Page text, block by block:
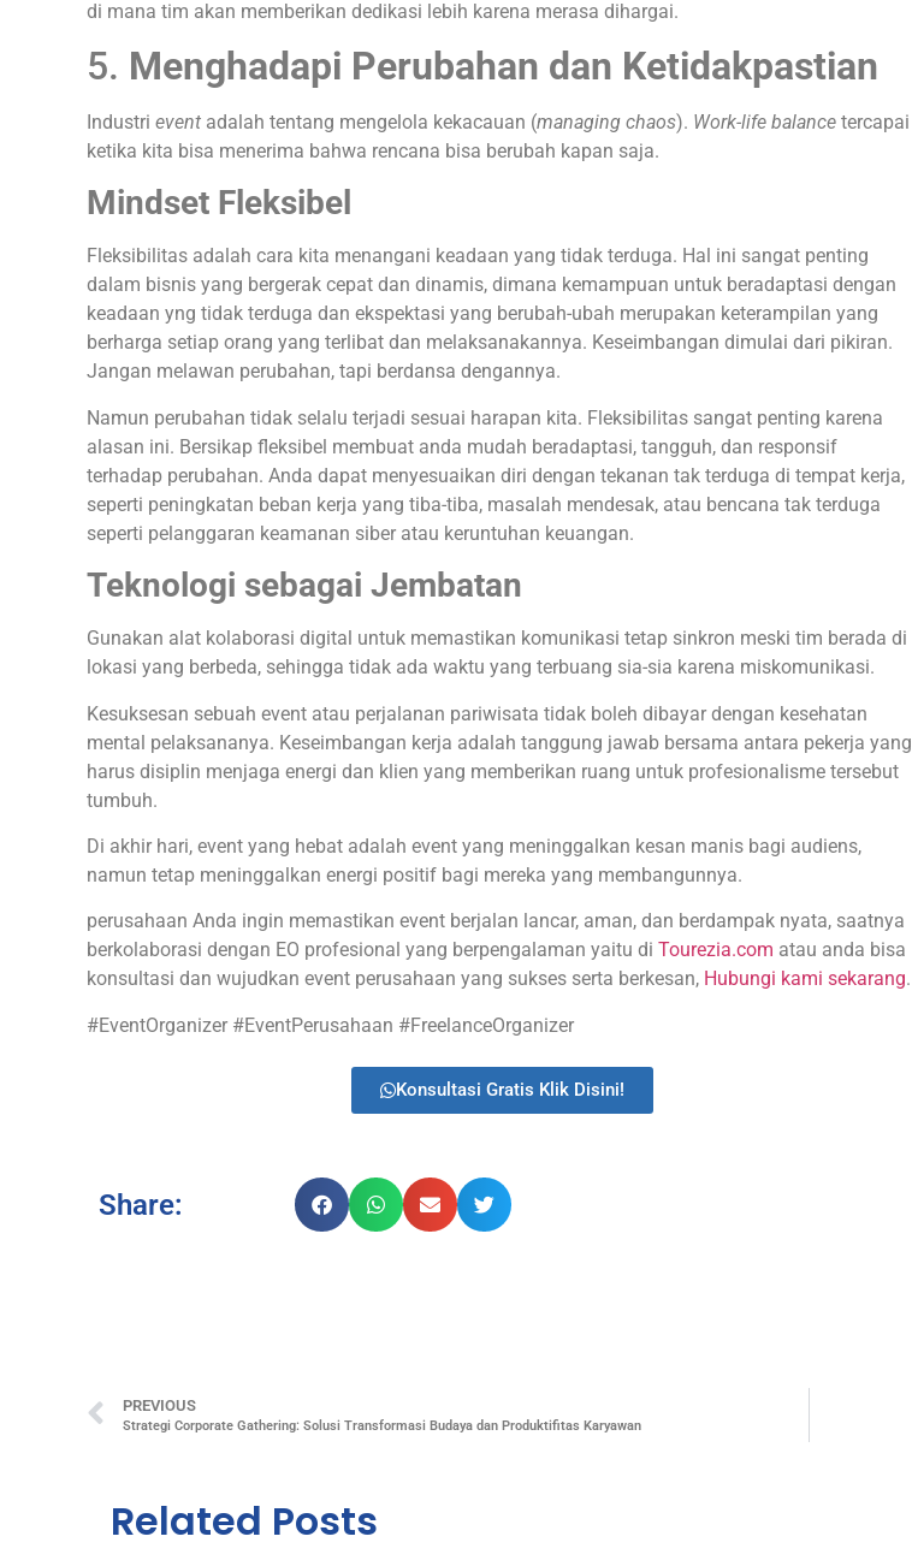
di mana tim akan memberikan dedikasi lebih karena merasa dihargai.
5. Menghadapi Perubahan dan Ketidakpastian
Industri event adalah tentang mengelola kekacauan (managing chaos). Work-life balance tercapai
ketika kita bisa menerima bahwa rencana bisa berubah kapan saja.
Mindset Fleksibel
Fleksibilitas adalah cara kita menangani keadaan yang tidak terduga. Hal ini sangat penting
dalam bisnis yang bergerak cepat dan dinamis, dimana kemampuan untuk beradaptasi dengan
keadaan yng tidak terduga dan ekspektasi yang berubah-ubah merupakan keterampilan yang
berharga setiap orang yang terlibat dan melaksanakannya. Keseimbangan dimulai dari pikiran.
Jangan melawan perubahan, tapi berdansa dengannya.
Namun perubahan tidak selalu terjadi sesuai harapan kita. Fleksibilitas sangat penting karena
alasan ini. Bersikap fleksibel membuat anda mudah beradaptasi, tangguh, dan responsif
terhadap perubahan. Anda dapat menyesuaikan diri dengan tekanan tak terduga di tempat kerja,
seperti peningkatan beban kerja yang tiba-tiba, masalah mendesak, atau bencana tak terduga
seperti pelanggaran keamanan siber atau keruntuhan keuangan.
Teknologi sebagai Jembatan
Gunakan alat kolaborasi digital untuk memastikan komunikasi tetap sinkron meski tim berada di
lokasi yang berbeda, sehingga tidak ada waktu yang terbuang sia-sia karena miskomunikasi.
Kesuksesan sebuah event atau perjalanan pariwisata tidak boleh dibayar dengan kesehatan
mental pelaksananya. Keseimbangan kerja adalah tanggung jawab bersama antara pekerja yang
harus disiplin menjaga energi dan klien yang memberikan ruang untuk profesionalisme tersebut
tumbuh.
Di akhir hari, event yang hebat adalah event yang meninggalkan kesan manis bagi audiens,
namun tetap meninggalkan energi positif bagi mereka yang membangunnya.
perusahaan Anda ingin memastikan event berjalan lancar, aman, dan berdampak nyata, saatnya
berkolaborasi dengan EO profesional yang berpengalaman yaitu di Tourezia.com atau anda bisa
konsultasi dan wujudkan event perusahaan yang sukses serta berkesan, Hubungi kami sekarang.
#EventOrganizer #EventPerusahaan #FreelanceOrganizer
Konsultasi Gratis Klik Disini!
Share:
PREVIOUS
Strategi Corporate Gathering: Solusi Transformasi Budaya dan Produktifitas Karyawan
Related Posts